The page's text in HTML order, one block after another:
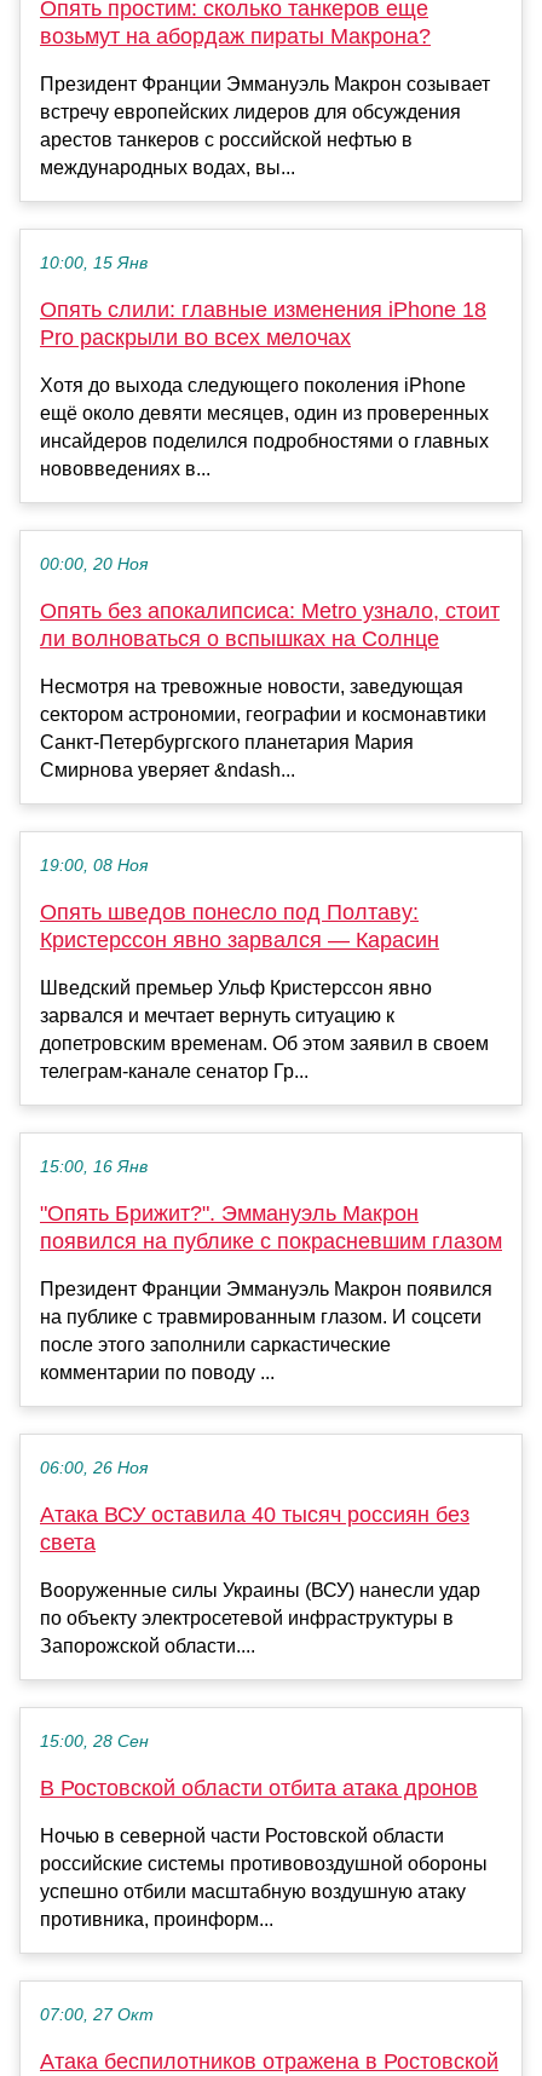
Опять простим: сколько танкеров еще
возьмут на абордаж пираты Макрона?
Президент Франции Эммануэль Макрон созывает
встречу европейских лидеров для обсуждения
арестов танкеров с российской нефтью в
международных водах, вы...
10:00, 15 Янв
Опять слили: главные изменения iPhone 18
Pro раскрыли во всех мелочах
Хотя до выхода следующего поколения iPhone
ещё около девяти месяцев, один из проверенных
инсайдеров поделился подробностями о главных
нововведениях в...
00:00, 20 Ноя
Опять без апокалипсиса: Metro узнало, стоит
ли волноваться о вспышках на Солнце
Несмотря на тревожные новости, заведующая
сектором астрономии, географии и космонавтики
Санкт-Петербургского планетария Мария
Смирнова уверяет &ndash...
19:00, 08 Ноя
Опять шведов понесло под Полтаву:
Кристерссон явно зарвался — Карасин
Шведский премьер Ульф Кристерссон явно
зарвался и мечтает вернуть ситуацию к
допетровским временам. Об этом заявил в своем
телеграм-канале сенатор Гр...
15:00, 16 Янв
"Опять Брижит?". Эммануэль Макрон
появился на публике с покрасневшим глазом
Президент Франции Эммануэль Макрон появился
на публике с травмированным глазом. И соцсети
после этого заполнили саркастические
комментарии по поводу ...
06:00, 26 Ноя
Атака ВСУ оставила 40 тысяч россиян без
света
Вооруженные силы Украины (ВСУ) нанесли удар
по объекту электросетевой инфраструктуры в
Запорожской области....
15:00, 28 Сен
В Ростовской области отбита атака дронов
Ночью в северной части Ростовской области
российские системы противовоздушной обороны
успешно отбили масштабную воздушную атаку
противника, проинформ...
07:00, 27 Окт
Атака беспилотников отражена в Ростовской